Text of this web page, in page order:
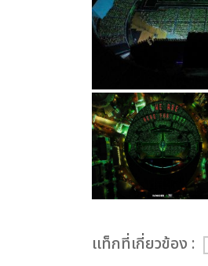
เเท็กที่เกี่ยวข้อง :